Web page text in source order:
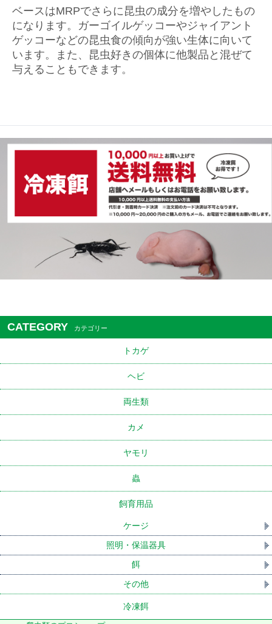
ベースはMRPでさらに昆虫の成分を増やしたもの
になります。ガーゴイルゲッコーやジャイアント
ゲッコーなどの昆虫食の傾向が強い生体に向いて
います。また、昆虫好きの個体に他製品と混ぜて
与えることもできます。
CATEGORY カテゴリー
トカゲ
ヘビ
両生類
カメ
ヤモリ
蟲
飼育用品
ケージ
照明・保温器具
餌
その他
冷凍餌